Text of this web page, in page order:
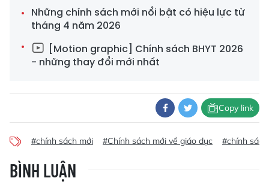
Những chính sách mới nổi bật có hiệu lực từ
tháng 4 năm 2026
[Motion graphic] Chính sách BHYT 2026
- những thay đổi mới nhất
Copy link
#chính sách mới #Chính sách mới về giáo dục #chính
BÌNH LUẬN